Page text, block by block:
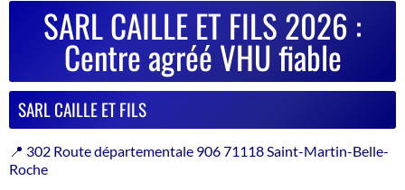
SARL CAILLE ET FILS 2026 :
Centre agréé VHU fiable
SARL CAILLE ET FILS
📍 302 Route départementale 906 71118 Saint-Martin-Belle-
Roche